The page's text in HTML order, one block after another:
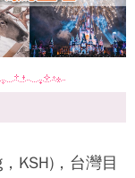
KSH)，台灣目